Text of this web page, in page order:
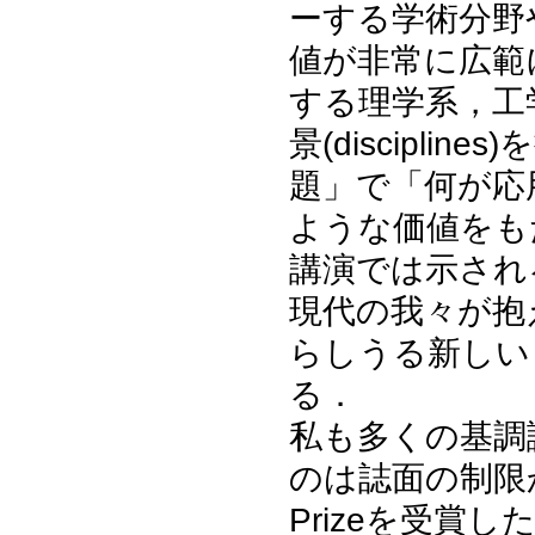
ーする学術分
値が非常に広
する理学系，
景(disciplines)
題」で「何が
ような価値を
講演では示さ
現代の我々が
らしうる新し
る．
私も多くの基
のは誌面の制
Prizeを受賞し